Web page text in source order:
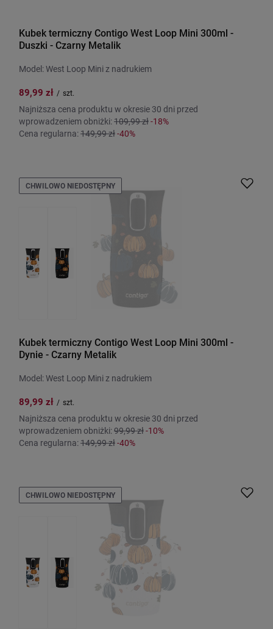
Kubek termiczny Contigo West Loop Mini 300ml -
Duszki - Czarny Metalik
Model: West Loop Mini z nadrukiem
89,99 zł / szt.
Najniższa cena produktu w okresie 30 dni przed
wprowadzeniem obniżki:109,99 zł-18%
Cena regularna:149,99 zł-40%
CHWILOWO NIEDOSTĘPNY
Kubek termiczny Contigo West Loop Mini 300ml -
Dynie - Czarny Metalik
Model: West Loop Mini z nadrukiem
89,99 zł / szt.
Najniższa cena produktu w okresie 30 dni przed
wprowadzeniem obniżki:99,99 zł-10%
Cena regularna:149,99 zł-40%
CHWILOWO NIEDOSTĘPNY